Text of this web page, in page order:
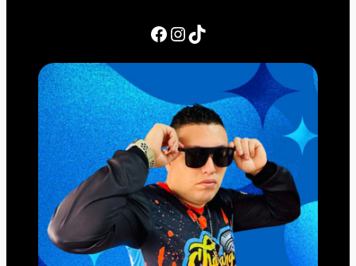
Facebook InstagramTikTok